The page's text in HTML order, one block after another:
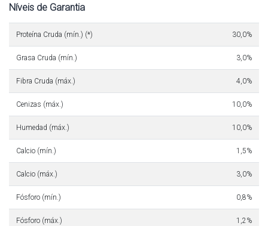
Níveis de Garantia
Proteína Cruda (mín.) (*) 30,0%
Grasa Cruda (mín.) 3,0%
Fibra Cruda (máx.) 4,0%
Cenizas (máx.) 10,0%
Humedad (máx.) 10,0%
Calcio (mín.) 1,5%
Calcio (máx.) 3,0%
Fósforo (mín.) 0,8%
Fósforo (máx.) 1,2%